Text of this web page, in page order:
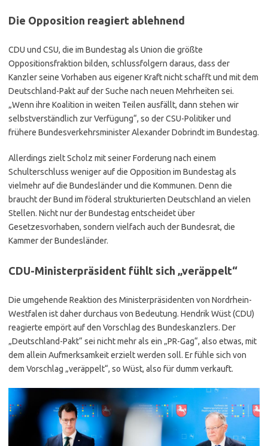
Die Opposition reagiert ablehnend
CDU und CSU, die im Bundestag als Union die größte
Oppositionsfraktion bilden, schlussfolgern daraus, dass der
Kanzler seine Vorhaben aus eigener Kraft nicht schafft und mit dem
Deutschland-Pakt auf der Suche nach neuen Mehrheiten sei.
„Wenn ihre Koalition in weiten Teilen ausfällt, dann stehen wir
selbstverständlich zur Verfügung“, so der CSU-Politiker und
frühere Bundesverkehrsminister Alexander Dobrindt im Bundestag.
Allerdings zielt Scholz mit seiner Forderung nach einem
Schulterschluss weniger auf die Opposition im Bundestag als
vielmehr auf die Bundesländer und die Kommunen. Denn die
braucht der Bund im föderal strukturierten Deutschland an vielen
Stellen. Nicht nur der Bundestag entscheidet über
Gesetzesvorhaben, sondern vielfach auch der Bundesrat, die
Kammer der Bundesländer.
CDU-Ministerpräsident fühlt sich „veräppelt“
Die umgehende Reaktion des Ministerpräsidenten von Nordrhein-
Westfalen ist daher durchaus von Bedeutung. Hendrik Wüst (CDU)
reagierte empört auf den Vorschlag des Bundeskanzlers. Der
„Deutschland-Pakt“ sei nicht mehr als ein „PR-Gag“, also etwas, mit
dem allein Aufmerksamkeit erzielt werden soll. Er fühle sich von
dem Vorschlag „veräppelt“, so Wüst, also für dumm verkauft.